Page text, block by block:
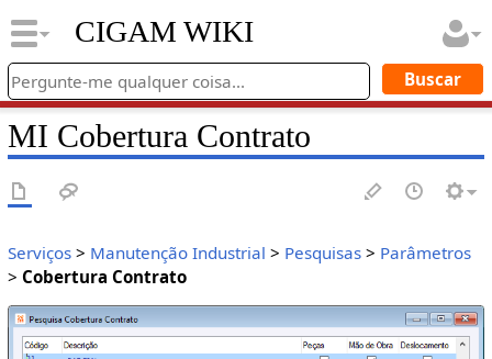
CIGAM WIKI
MI Cobertura Contrato
Serviços> Manutenção Industrial > Pesquisas> Parâmetros
> Cobertura Contrato